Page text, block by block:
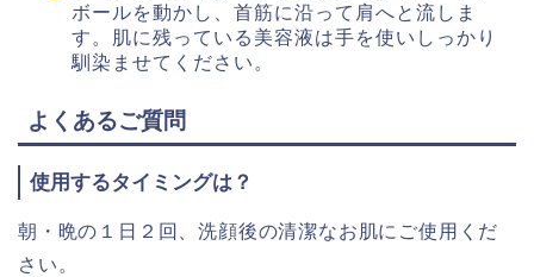
ボールを動かし、首筋に沿って肩へと流しま
す。肌に残っている美容液は手を使いしっかり
馴染ませてください。
よくあるご質問
使用するタイミングは？
朝・晩の１日２回、洗顔後の清潔なお肌にご使用くだ
さい。